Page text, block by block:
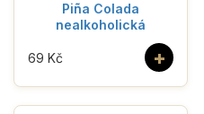
Piña Colada
nealkoholická
+
69 Kč